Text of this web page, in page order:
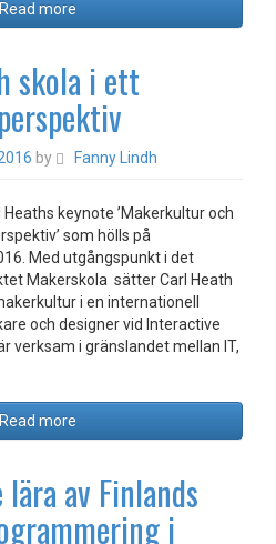
Read more
skola i ett
by Fanny Lindh
Heaths keynote ’Makerkultur och
som hölls på
Med utgångspunkt i det
Makerskola sätter Carl Heath
i en internationell
och designer vid Interactive
verksam i gränslandet mellan IT,
Read more
av Finlands
i